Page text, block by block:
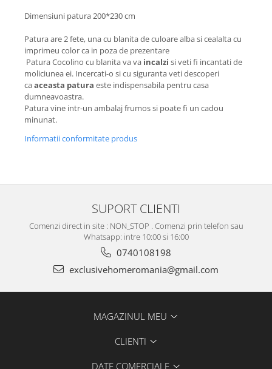
Dimensiuni patura 200*230 cm
Patura are 2 fete, una cu blanita de culoare alba si cealalta cu
imprimeu color ca in poza de prezentare
Patura Cocolino cu blanita va va incalzi si veti fi incantati de
moliciunea ei. Incercati-o si cu siguranta veti descoperi
caaceasta patura este indispensabila pentru casa
dumneavoastra.
Patura vine intr-un ambalaj frumos si poate fi un cadou
minunat.
Informatii conformitate produs
SUPORT CLIENTI
Comenzi direct in site : NON_STOP . Comenzi prin telefon sau
Whatsapp: intre 10:00 si 16:00
0740108198
exclusivehomeromania@gmail.com
MAGAZINUL MEU
CLIENTI
DATE COMERCIALE